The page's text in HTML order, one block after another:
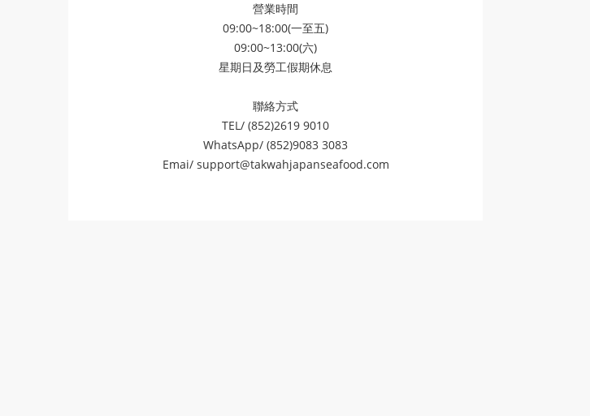
營業時間
09:00~18:00(一至五)
09:00~13:00(六)
星期日及勞工假期休息
聯絡方式
TEL/ (852)2619 9010
WhatsApp/ (852)9083 3083
Emai/ support@takwahjapanseafood.com